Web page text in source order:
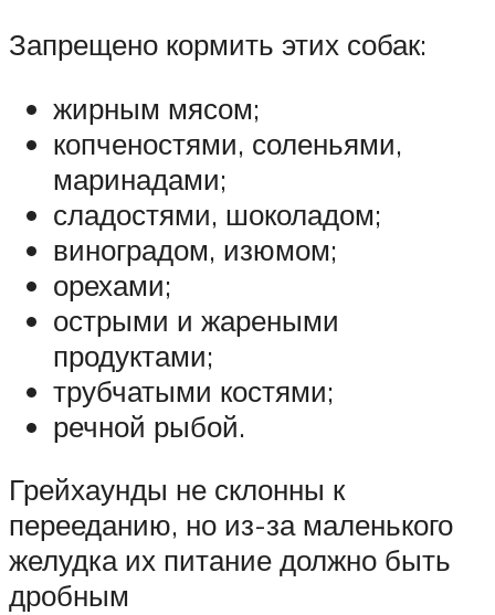
Запрещено кормить этих собак:
жирным мясом;
копченостями, соленьями,
маринадами;
сладостями, шоколадом;
виноградом, изюмом;
орехами;
острыми и жареными
продуктами;
трубчатыми костями;
речной рыбой.
Грейхаунды не склонны к
перееданию, но из-за маленького
желудка их питание должно быть
дробным